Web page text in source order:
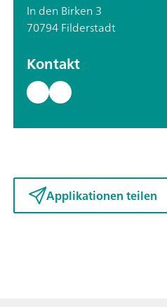
In den Birken 3
70794 Filderstadt
Kontakt
Applikationen teilen